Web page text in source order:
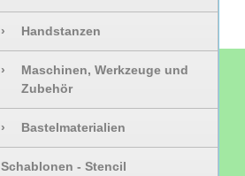
› Handstanzen
›
Maschinen, Werkzeuge und
Zubehör
› Bastelmaterialien
Schablonen - Stencil